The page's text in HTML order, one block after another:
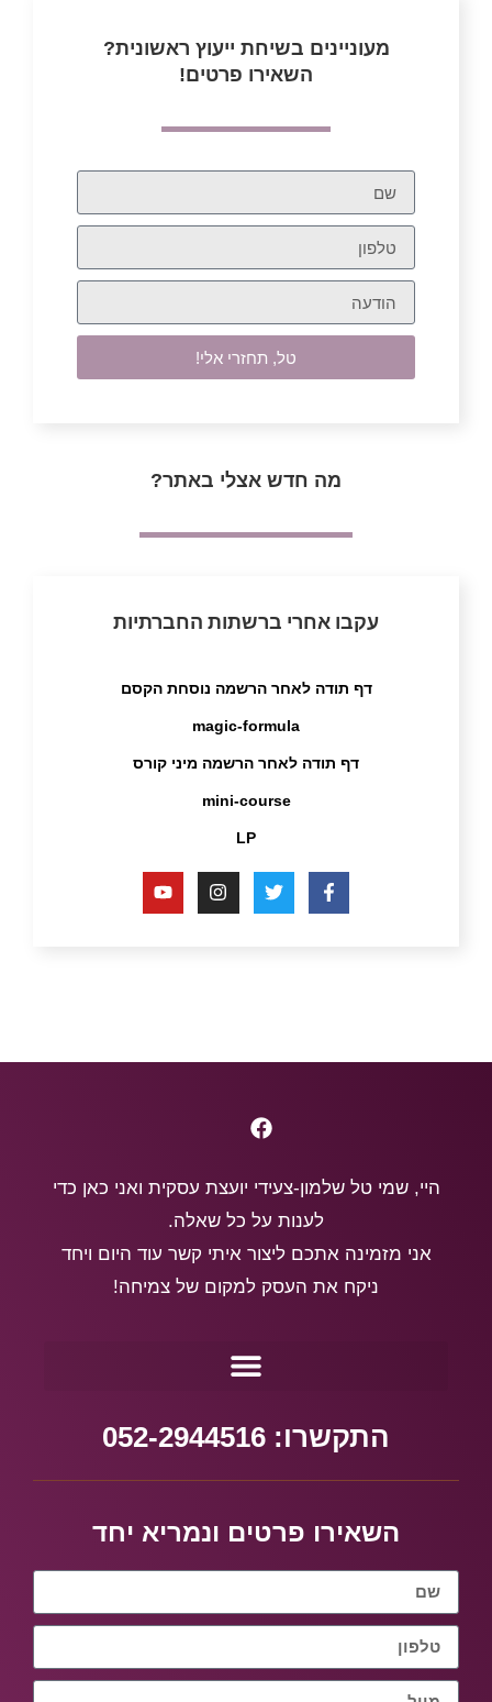
מעוניינים בשיחת ייעוץ ראשונית?
השאירו פרטים!
טל, תחזרי אלי!
מה חדש אצלי באתר?
עקבו אחרי ברשתות החברתיות
דף תודה לאחר הרשמה נוסחת הקסם
magic-formula
דף תודה לאחר הרשמה מיני קורס
mini-course
LP
היי, שמי טל שלמון-צעידי יועצת עסקית ואני כאן כדי
לענות על כל שאלה.
אני מזמינה אתכם ליצור איתי קשר עוד היום ויחד
ניקח את העסק למקום של צמיחה!
התקשרו: 052-2944516
השאירו פרטים ונמריא יחד